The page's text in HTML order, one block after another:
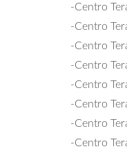
-Centro
-Centro
-Centro
-Centro
-Centro
-Centro
-Centro
-Centro